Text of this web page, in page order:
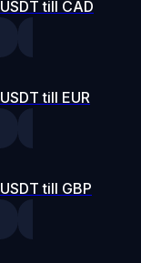
USDT till CAD
USDT till EUR
USDT till GBP